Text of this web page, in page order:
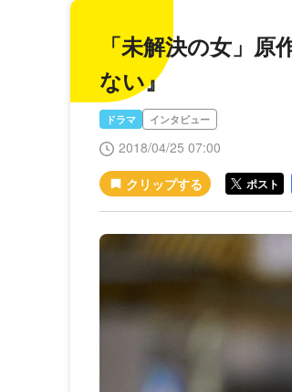
「未解決の女」
ない』
ドラマ インタビュー
2018/04/25 07:00
ポスト